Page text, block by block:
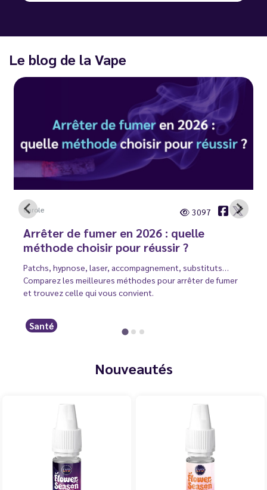
Le blog de la Vape
Carole 3097
Arrêter de fumer en 2026 : quelle
méthode choisir pour réussir ?
Patchs, hypnose, laser, accompagnement, substituts…
Comparez les meilleures méthodes pour arrêter de fumer
et trouvez celle qui vous convient.
Santé
Nouveautés